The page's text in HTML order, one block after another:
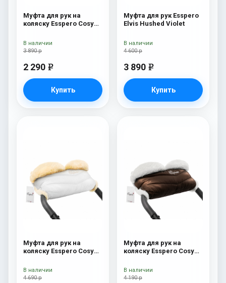
Муфта для рук на
коляску Esspero Cosy
3 890 р
2 290 e
Купить
В наличии
Муфта для рук Esspero
Elvis Hushed Violet
4 600 р
3 890 e
Купить
В наличии
Муфта для рук на
коляску Esspero Cosy
4 690 р
В наличии
Муфта для рук на
коляску Esspero Cosy
4 190 р
В наличии